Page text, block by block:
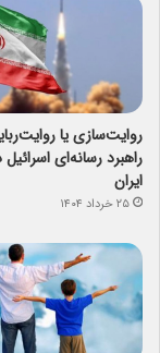
روایت‌سازی یا
راهبرد رسانه‌ای اسرائیل
ایران
۲۵ خرداد ۱۴۰۴